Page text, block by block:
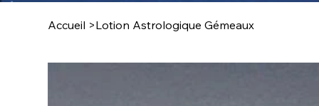
Accueil >Lotion Astrologique Gémeaux